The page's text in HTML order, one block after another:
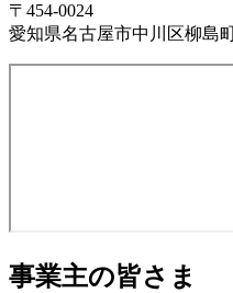
〒454-0024
愛知県名古屋市中川区柳島
事業主の皆さま